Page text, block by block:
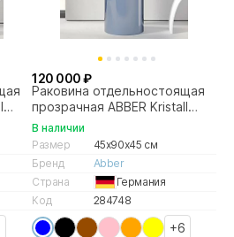
120 000 ₽
Раковина отдельностоящая
прозрачная ABBER Kristall
AT2701Saphir-H синяя
В наличии
Размер
45x90x45 см
Бренд
Abber
Страна
Германия
Код
284748
+6